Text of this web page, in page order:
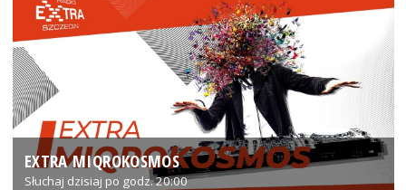
EXTRA MIQROKOSMOS
Słuchaj dzisiaj po godz. 20:00